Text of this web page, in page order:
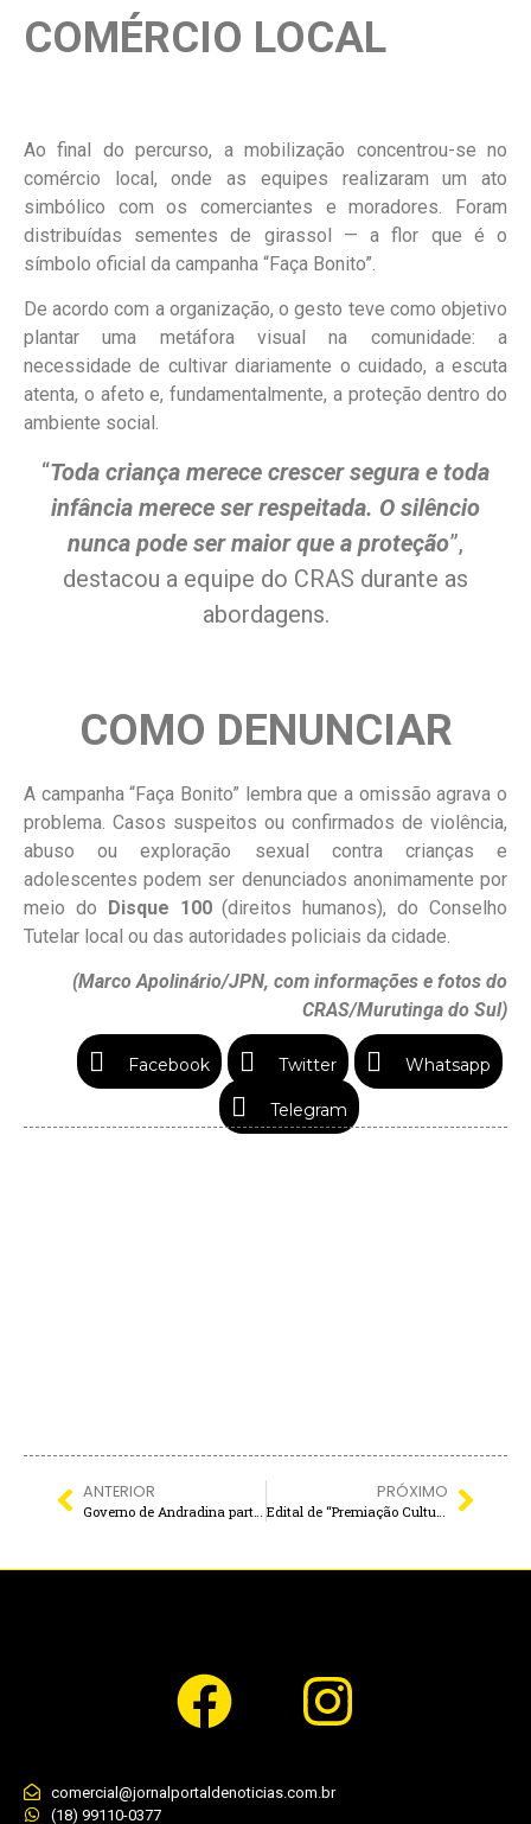
COMÉRCIO LOCAL
Ao final do percurso, a mobilização concentrou-se no
comércio local, onde as equipes realizaram um ato
simbólico com os comerciantes e moradores. Foram
distribuídas sementes de girassol — a flor que é o
símbolo oficial da campanha “Faça Bonito”.
De acordo com a organização, o gesto teve como objetivo
plantar uma metáfora visual na comunidade: a
necessidade de cultivar diariamente o cuidado, a escuta
atenta, o afeto e, fundamentalmente, a proteção dentro do
ambiente social.
“Toda criança merece crescer segura e toda
infância merece ser respeitada. O silêncio
nunca pode ser maior que a proteção”,
destacou a equipe do CRAS durante as
abordagens.
COMO DENUNCIAR
A campanha “Faça Bonito” lembra que a omissão agrava o
problema. Casos suspeitos ou confirmados de violência,
abuso ou exploração sexual contra crianças e
adolescentes podem ser denunciados anonimamente por
meio do Disque 100(direitos humanos), do Conselho
Tutelar local ou das autoridades policiais da cidade.
(Marco Apolinário/JPN, com informações e fotos do
CRAS/Murutinga do Sul)
Facebook Twitter Whatsapp
Telegram
ANTERIOR PRÓXIMO
comercial@jornalportaldenoticias.com.br
(18) 99110-0377